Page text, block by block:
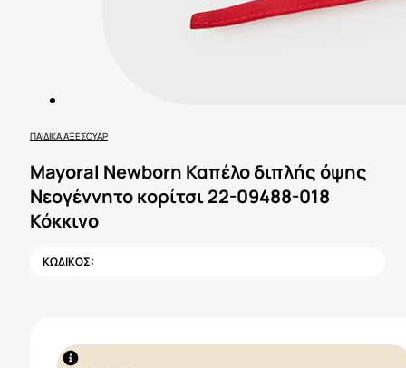
ΠΑΙΔΙΚΆ ΑΞΕΣΟΥΆΡ
Mayoral Newborn Καπέλο διπλής όψης
Νεογέννητο κορίτσι 22-09488-018
Κόκκινο
ΚΩΔΙΚΟΣ: